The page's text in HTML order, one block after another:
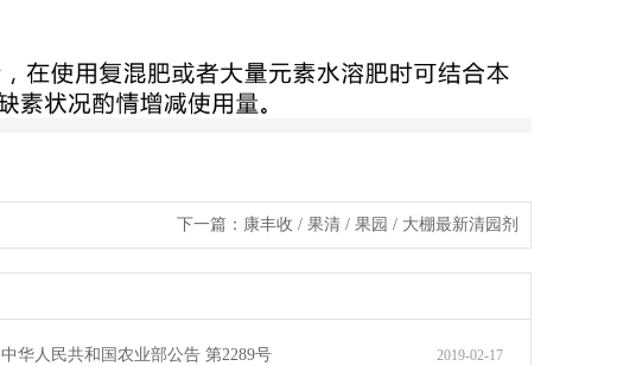
下一篇： 康丰收 / 果清 / 果园 / 大棚最新清园剂
2019-02-17
中华人民共和国农业部公告 第2289号